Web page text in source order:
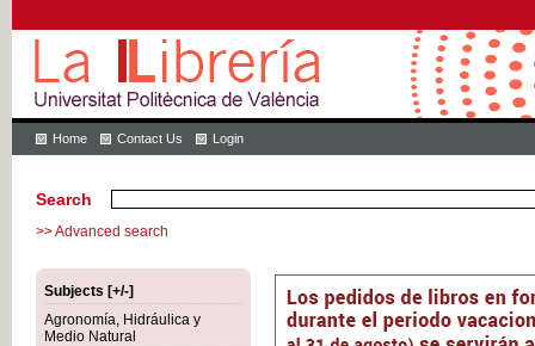
Home Contact Us Login
Search
>> Advanced search
Subjects [+/-]
Agronomía, Hidráulica y
Medio Natural